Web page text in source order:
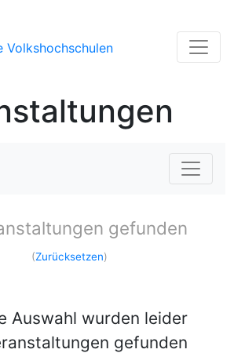
gefunden
(Zurücksetzen)
Auswahl wurden leider
gefunden